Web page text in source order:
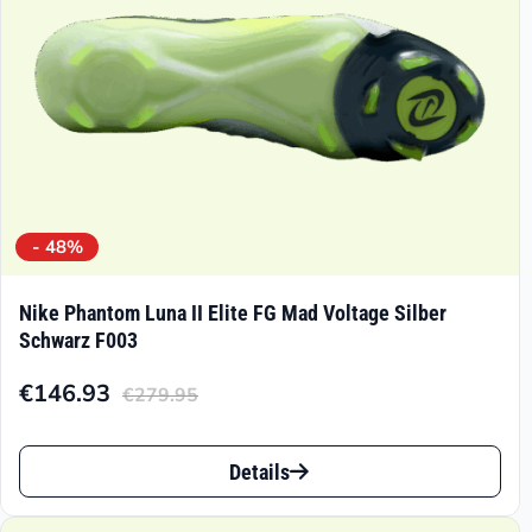
Produktseite
gewählt
werden
- 48%
Nike Phantom Luna II Elite FG Mad Voltage Silber
Schwarz F003
€279.95
Ursprünglicher
Preis
€279.95
€146.93
Aktueller
Preis
€146.93.
Dieses
Produkt
Details